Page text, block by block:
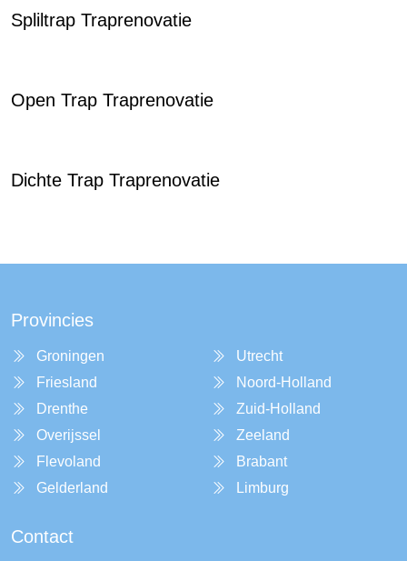
Spliltrap Traprenovatie
Open Trap Traprenovatie
Dichte Trap Traprenovatie
Provincies
Groningen
Friesland
Drenthe
Overijssel
Flevoland
Gelderland
Utrecht
Noord-Holland
Zuid-Holland
Zeeland
Brabant
Limburg
Contact